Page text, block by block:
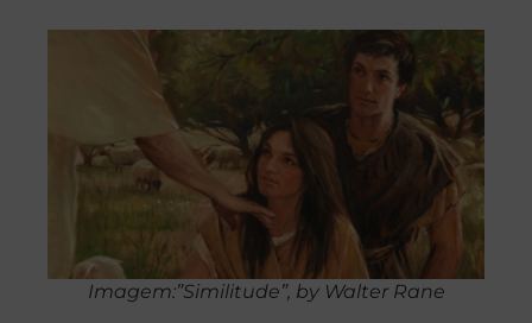
Imagem:”Similitude”, by Walter Rane